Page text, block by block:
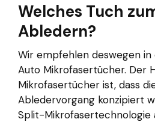
Welches Tuch
Abledern?
Wir empfehlen deswegen
Auto Mikrofasertücher. Der
Mikrofasertücher ist, dass
Abledervorgang konzipiert
Split-Mikrofasertechnologie